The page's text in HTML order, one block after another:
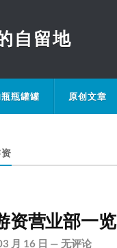
自留地
瓶罐罐 原创文章
资营业部一览
月 16 日 — 无评论